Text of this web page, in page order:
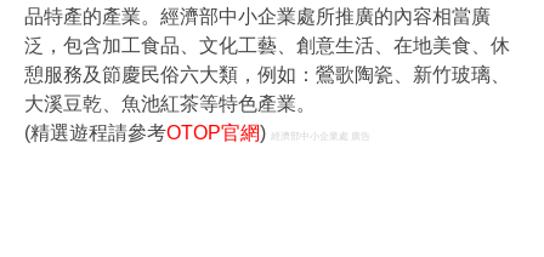
品特產的產業。經濟部中小企業處所推廣的內容相當廣
泛，包含加工食品、文化工藝、創意生活、在地美食、休
憩服務及節慶民俗六大類，例如：鶯歌陶瓷、新竹玻璃、
大溪豆乾、魚池紅茶等特色產業。
(精選遊程請參考OTOP官網) 經濟部中小企業處 廣告